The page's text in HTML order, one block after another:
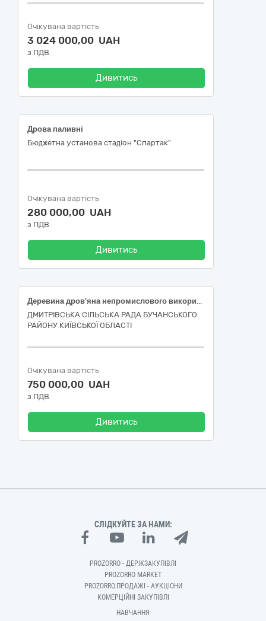
Очікувана вартість
3 024 000,00 UAH
з ПДВ
Дивитись
Дрова паливні
Бюджетна установа стадіон "Спартак"
Очікувана вартість
280 000,00 UAH
з ПДВ
Дивитись
Деревина дров'яна непромислового використання (сосна)
ДМИТРІВСЬКА СІЛЬСЬКА РАДА БУЧАНСЬКОГО
РАЙОНУ КИЇВСЬКОЇ ОБЛАСТІ
Очікувана вартість
750 000,00 UAH
з ПДВ
Дивитись
СЛІДКУЙТЕ ЗА НАМИ:
PROZORRO - ДЕРЖЗАКУПІВЛІ
PROZORRO MARKET
PROZORRO.ПРОДАЖІ - АУКЦІОНИ
КОМЕРЦІЙНІ ЗАКУПІВЛІ
НАВЧАННЯ